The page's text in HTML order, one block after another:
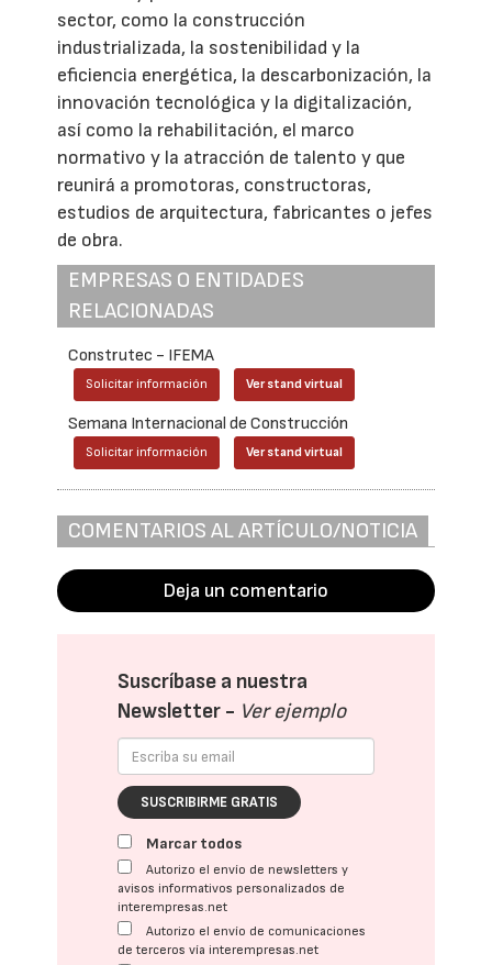
sector, como la construcción
industrializada, la sostenibilidad y la
eficiencia energética, la descarbonización, la
innovación tecnológica y la digitalización,
así como la rehabilitación, el marco
normativo y la atracción de talento y que
reunirá a promotoras, constructoras,
estudios de arquitectura, fabricantes o jefes
de obra.
EMPRESAS O ENTIDADES
RELACIONADAS
Construtec - IFEMA
Solicitar información Ver stand virtual
Semana Internacional de Construcción
Solicitar información Ver stand virtual
COMENTARIOS AL ARTÍCULO/NOTICIA
Deja un comentario
Suscríbase a nuestra
Newsletter - Ver ejemplo
SUSCRIBIRME GRATIS
Marcar todos
Autorizo el envío de newsletters y
avisos informativos personalizados de
interempresas.net
Autorizo el envío de comunicaciones
de terceros vía interempresas.net